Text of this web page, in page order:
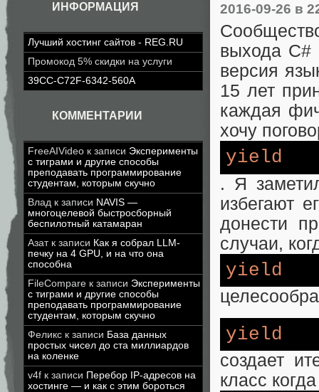
ИНФОРМАЦИЯ
Лучший хостинг сайтов - REG.RU
Промокод 5% скидки на услуги
39CC-C72F-6342-560A
КОММЕНТАРИИ
FreeAIVideo к записи Эксперименты
с тиграми и другие способы
преподавать программирование
студентам, которым скучно
Влад к записи NAVIS —
многоцелевой быстросборный
беспилотный катамаран
Азатк записи Как я собрал LLM-
печку на 4 GPU, и на что она
способна
FileCompare к записи Эксперименты
с тиграми и другие способы
преподавать программирование
студентам, которым скучно
Феликс к записи База данных
простых чисел до ста миллиардов
на коленке
v4f к записи Перебор IP-адресов на
хостинге — и как с этим бороться
2016-09-26 в
выхода C#
версия
15 лет
каждая
хочу
yield
. Я
избегают
донести
случаи,
yield
yield
создает
класс